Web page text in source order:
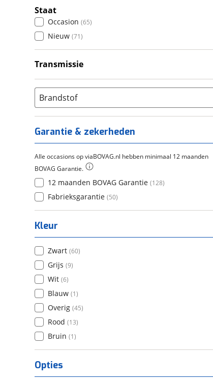
Staat
Occasion (65)
Nieuw (71)
Transmissie
Brandstof
Garantie & zekerheden
Alle occasions op viaBOVAG.nl hebben minimaal 12 maanden
BOVAG Garantie.
12 maanden BOVAG Garantie (128)
Fabrieksgarantie (50)
Kleur
Zwart (60)
Grijs (9)
Wit (6)
Blauw (1)
Overig (45)
Rood (13)
Bruin (1)
Opties